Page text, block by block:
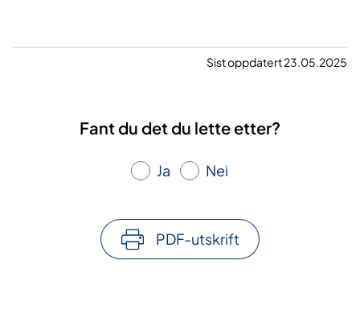
Sist oppdatert 23.05.2025
Fant du det du lette etter?
Ja Nei
PDF-utskrift